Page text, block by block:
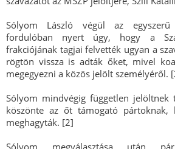
Sólyom László végül az
fordulóban nyert úgy, hogy a
frakciójának tagjai felvették ugyan a
rögtön vissza is adták őket, mivel
megegyezni a közös jelölt személyéről.
Sólyom mindvégig független
köszönte az őt támogató pártoknak,
meghagyták. [2]
Sólyom megválasztása után